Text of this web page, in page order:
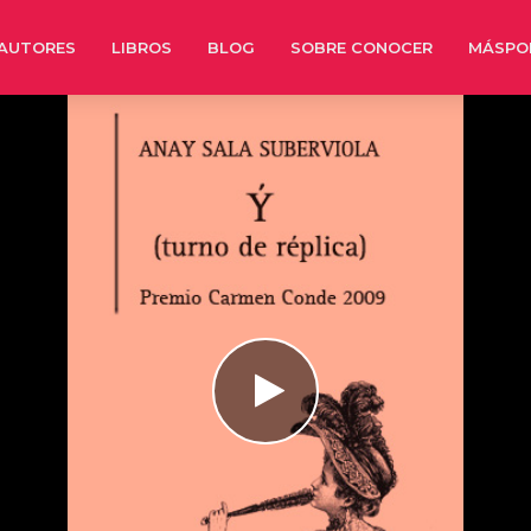
LIBROS BLOG SOBRE CONOCER